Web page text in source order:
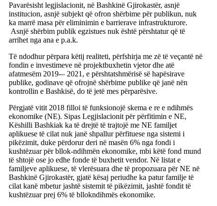
Pavarësisht legjislacionit, në Bashkinë Gjirokastër, asnjë
institucion, asnjë subjekt që ofron shërbime për publikun, nuk
ka marrë masa për eliminimin e barrierave infrastrukturore.
Asnjë shërbim publik egzistues nuk është përshtatur që të
arrihet nga ana e p.a.k.
Të ndodhur përpara këtij realiteti, përfshirja me zë të veçantë në
fondin e investimeve në projektbuxhetin vjetor dhe atë
afatmesëm 2019-– 2021, e përshtatshmërisë së hapësirave
publike, godinave që ofrojnë shërbime publike që janë nën
kontrollin e Bashkisë, do të jetë mes përparësive.
Përgjatë vitit 2018 filloi të funksionojë skema e re e ndihmës
ekonomike (NE). Sipas Legjislacionit për përfitimin e NE,
Këshilli Bashkiak ka të drejtë të trajtojë me NE familjet
aplikuese të cilat nuk janë shpallur përfituese nga sistemi i
pikëzimit, duke përdorur deri në masën 6% nga fondi i
kushtëzuar për bllok-ndihmën ekonomike, mbi këtë fond mund
të shtojë ose jo edhe fonde të buxhetit vendor. Në listat e
familjeve aplikuese, të vlerësuara dhe të propozuara për NE në
Bashkinë Gjirokastër, gjatë kësaj periudhe ka patur familje të
cilat kanë mbetur jashtë sistemit të pikëzimit, jashtë fondit të
kushtëzuar prej 6% të bllokndihmës ekonomike.